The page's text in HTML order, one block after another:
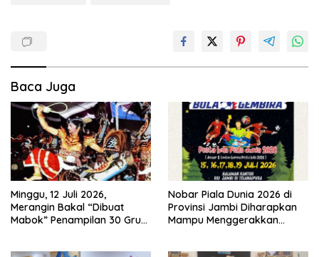
Baca Juga
Minggu, 12 Juli 2026,
Merangin Bakal “Dibuat
Mabok” Penampilan 30 Grup
Nobar Piala Dunia 2026 di
Provinsi Jambi Diharapkan
Mampu Menggerakkan